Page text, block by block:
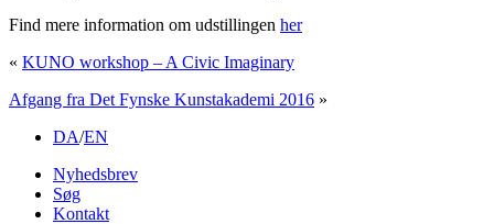
Find mere information om udstillingen her
« KUNO workshop – A Civic Imaginary
Afgang fra Det Fynske Kunstakademi 2016 »
DA/EN
Nyhedsbrev
Søg
Kontakt